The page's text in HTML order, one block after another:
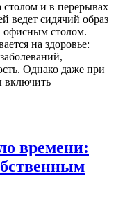
столом и в перерывах
ведет сидячий образ
офисным столом.
на здоровье:
Однако даже при
включить
времени: